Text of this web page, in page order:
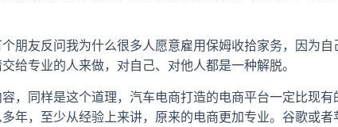
朋友反问我为什么很多人愿意雇用保姆收拾家务，因为自
给专业的人来做，对自己、对他人都是一种解脱。
，同样是这个道理，汽车电商打造的电商平台一定比现有
年，至少从经验上来讲，原来的电商更加专业。谷歌或者